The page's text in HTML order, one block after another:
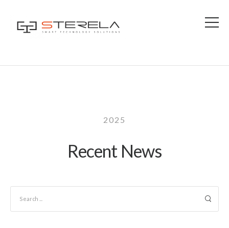
2025
Recent News